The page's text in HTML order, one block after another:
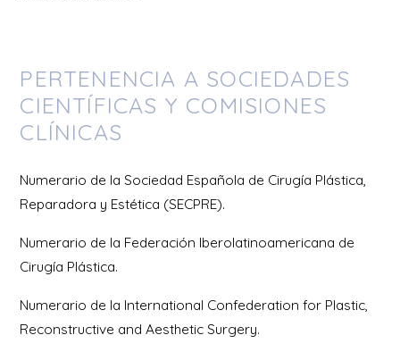
PERTENENCIA A SOCIEDADES
CIENTÍFICAS Y COMISIONES
CLÍNICAS
Numerario de la Sociedad Española de Cirugía Plástica,
Reparadora y Estética (SECPRE).
Numerario de la Federación Iberolatinoamericana de
Cirugía Plástica.
Numerario de la International Confederation for Plastic,
Reconstructive and Aesthetic Surgery.